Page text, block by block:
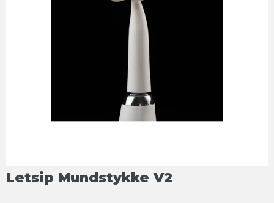
Letsip Mundstykke V2